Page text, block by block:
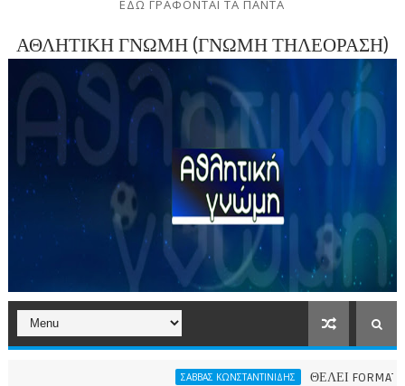
ΕΔΩ ΓΡΑΦΟΝΤΑΙ ΤΑ ΠΑΝΤΑ
ΑΘΛΗΤΙΚΗ ΓΝΩΜΗ (ΓΝΩΜΗ ΤΗΛΕΟΡΑΣΗ)
ΣΑΒΒΑΣ ΚΩΝΣΤΑΝΤΙΝΙΔΗΣ ΘΕΛΕΙ FORMAT O ΑΡΗΣ